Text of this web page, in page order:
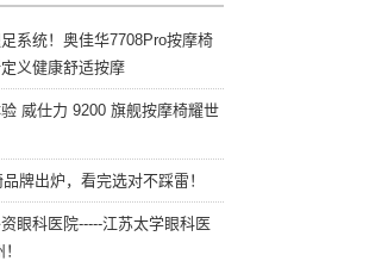
系统！奥佳华7708Pro按摩椅
义健康舒适按摩
威仕力 9200 旗舰按摩椅耀世
牌出炉，看完选对不踩雷！
眼科医院-----江苏太学眼科医